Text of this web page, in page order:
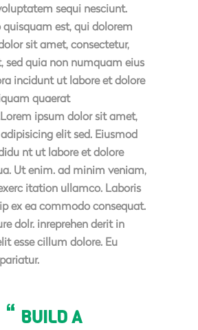
sequi nesciunt.
quisquam est, qui dolorem
sit amet, consectetur,
sed quia non numquam eius
incidunt ut labore et dolore
quaerat
ipsum dolor sit amet,
elit sed. Eiusmod
nt ut labore et dolore
Ut enim. ad minim veniam,
itation ullamco. Laboris
ex ea commodo consequat.
dolr. inreprehen derit in
esse cillum dolore. Eu
BUILD A